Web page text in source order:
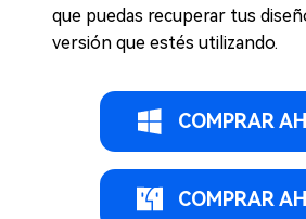
que puedas recuperar tus
versión que estés utilizando.
COMPRAR
COMPRAR